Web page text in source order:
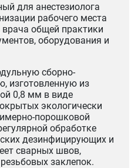
для анестезиолога
рабочего места
врача общей практики
оборудования и
сборно-
изготовленную из
0,8 мм в виде
экологически
порошковой
обработке
дезинфицирующих и
сварных швов,
заклепок.